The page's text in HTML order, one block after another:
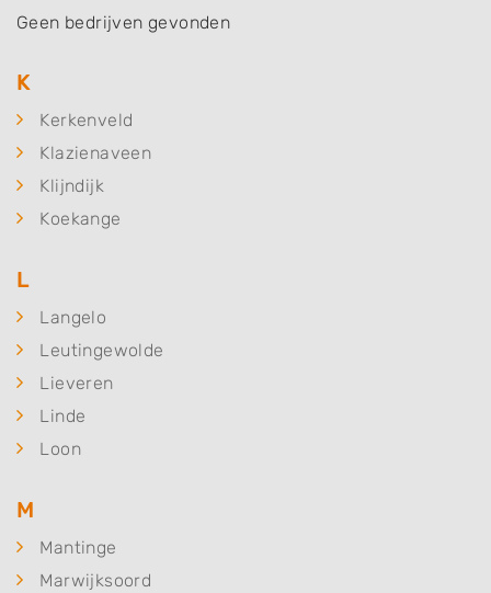
Geen bedrijven gevonden
K
Kerkenveld
Klazienaveen
Klijndijk
Koekange
L
Langelo
Leutingewolde
Lieveren
Linde
Loon
M
Mantinge
Marwijksoord